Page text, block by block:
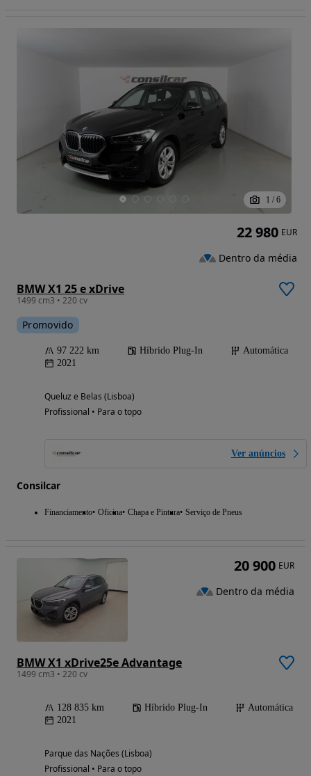
1 / 6
BMW X1 25 e xDrive
1499 cm3 • 220 cv
Promovido
97 222 km Híbrido Plug-In
Automática
2021
Queluz e Belas (Lisboa)
Profissional • Para o topo
Ver anúncios
Consilcar
Financiamento Oficina Chapa e Pintura Serviço de Pneus
22 980 EUR
Dentro da média
BMW X1 xDrive25e Advantage
1499 cm3 • 220 cv
128 835 km Híbrido Plug-In
Automática
2021
Parque das Nações (Lisboa)
Profissional • Para o topo
20 900 EUR
Dentro da média